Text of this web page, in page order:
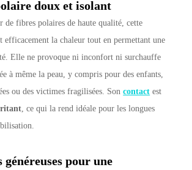
doux et isolant
de fibres polaires de haute qualité, cette
efficacement la chaleur tout en permettant une
Elle ne provoque ni inconfort ni surchauffe
à même la peau, y compris pour des enfants,
ou des victimes fragilisées. Soncontact est
, ce qui la rend idéale pour les longues
généreuses pour une